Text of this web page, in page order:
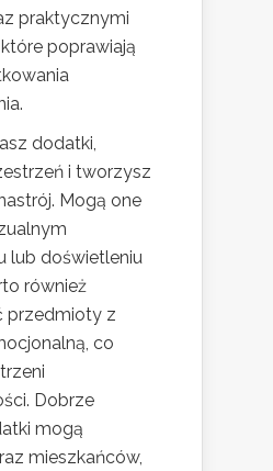
praktycznymi
poprawiają
dodatki,
i tworzysz
Mogą one
lub doświetleniu
również
przedmioty z
co
Dobrze
mogą
mieszkańców,